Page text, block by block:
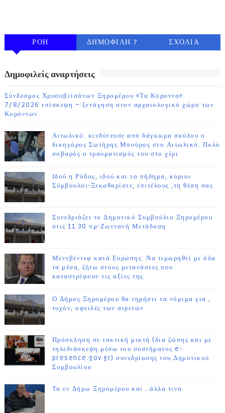
ΡΟΗ
ΔΗΜΟΦΙΛΗ 7
ΣΧΟΛΙΑ
Δημοφιλείς αναρτήσεις
Σύνδεσμος Χρυσοβιτσάνων Ξηρομέρου «Τα Κόροντα»:
7/8/2026 επίσκεψη – ξενάγηση στον αρχαιολογικό χώρο των
Κορόντων
Αιτωλικό: κινδύνευσε από δάγκωμα σκύλου ο
δικηγόρος Σωτήρης Μπούρος στο Αιτωλικό. Πολύ
σοβαρός ο τραυματισμός του στο χέρι
Ιδού η Ρόδος, ιδού και το πήδημα, κύριοι
Σύμβουλοι-Ξεκαθαρίστε, επιτέλους ,τη θέση σας
Συνεδριάζει το Δημοτικό Συμβούλιο Ξηρομέρου
στις 11.30 πμ-Ζωντανή Μετάδοση
Μεντβέντεφ κατά Ευρώπης: Να τιμωρηθεί με όλα
τα μέσα, ζήτω στους μετανάστες που
καταστρέφουν τις αξίες της
Ο Δήμος Ξηρομέρου θα τηρήσει τα νόμιμα για ,
τυχόν, οφειλές των αιρετών
Πρόσκληση σε τακτική μικτή (δια ζώσης και με
τηλεδιάσκεψη μέσω του συστήματος e-
presence.gov.gr) συνεδρίασης του Δημοτικού
Συμβουλίου
Τα εν Δήμω Ξηρομέρου και ..άλλα τινα